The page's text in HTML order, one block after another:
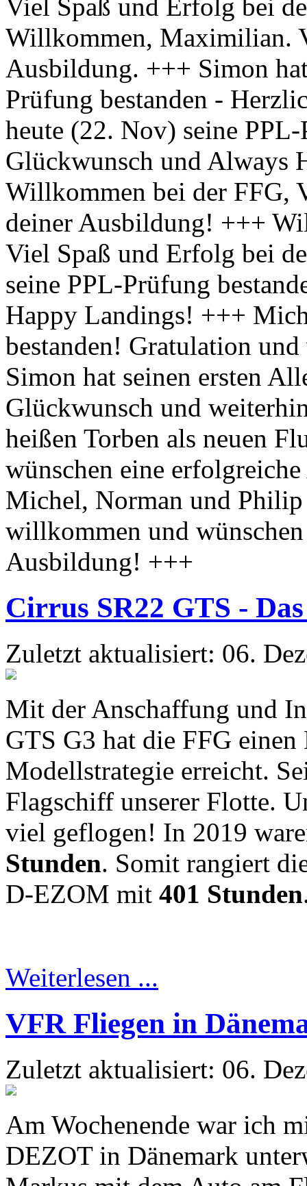
Cirrus SR22 GTS -
Zuletzt aktualisiert: 06.
Mit der Anschaffung und
GTS G3 hat die FFG
Modellstrategie erreicht.
Flagschiff unserer Flotte.
viel geflogen! In 2019
Stunden. Somit rangiert
D-EZOM mit 401 Stunden
Weiterlesen ...
VFR Fliegen in
Zuletzt aktualisiert: 06.
Am Wochenende war ich
DEZOT in Dänemark